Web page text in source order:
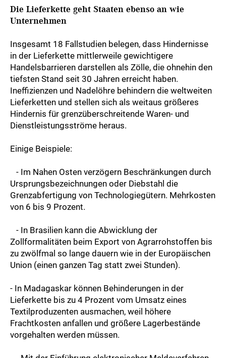
Die Lieferkette geht Staaten ebenso an wie
Unternehmen
Insgesamt 18 Fallstudien belegen, dass Hindernisse
in der Lieferkette mittlerweile gewichtigere
Handelsbarrieren darstellen als Zölle, die ohnehin den
tiefsten Stand seit 30 Jahren erreicht haben.
Ineffizienzen und Nadelöhre behindern die weltweiten
Lieferketten und stellen sich als weitaus größeres
Hindernis für grenzüberschreitende Waren- und
Dienstleistungsströme heraus.
Einige Beispiele:
- Im Nahen Osten verzögern Beschränkungen durch
Ursprungsbezeichnungen oder Diebstahl die
Grenzabfertigung von Technologiegütern. Mehrkosten
von 6 bis 9 Prozent.
- In Brasilien kann die Abwicklung der
Zollformalitäten beim Export von Agrarrohstoffen bis
zu zwölfmal so lange dauern wie in der Europäischen
Union (einen ganzen Tag statt zwei Stunden).
- In Madagaskar können Behinderungen in der
Lieferkette bis zu 4 Prozent vom Umsatz eines
Textilproduzenten ausmachen, weil höhere
Frachtkosten anfallen und größere Lagerbestände
vorgehalten werden müssen.